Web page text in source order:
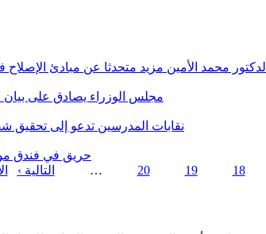
الدكتور محمد الأمين مزيد متحدثا عن مبادئ
مجلس الوزراء يصادق على بيان
نقابات المدرسين تدعو إلى تحقيق
حريق في فندق
18
19
20
… التالية ›